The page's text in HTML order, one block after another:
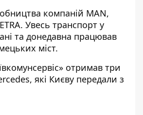
компаній MAN,
Увесь транспорт у
та донедавна працював
міст.
отримав три
які Києву передали з